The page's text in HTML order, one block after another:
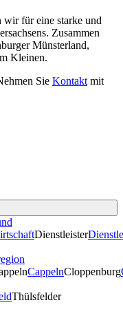
wir für eine starke und
Zusammen
Münsterland,
Kleinen.
Sie Kontakt mit
Dienstleister
CappelnCloppenburg
Thülsfelder